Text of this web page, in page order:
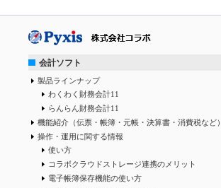
会計ソフト
製品ラインナップ
わくわく財務会計11
らんらん財務会計11
機能紹介（伝票・帳簿・元帳・決算書・消費税など）
操作・運用に関する情報
使い方
コラボクラウドストレージ連携のメリット
電子帳簿保存機能の使い方